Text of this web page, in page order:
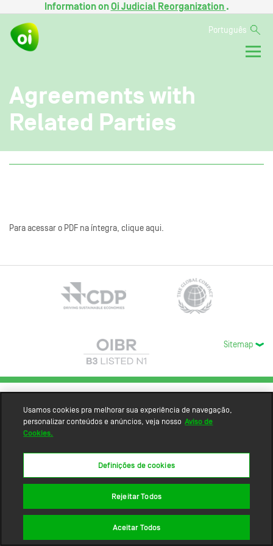
Information onOi Judicial Reorganization .
Português
Agreements with
Related Parties
Para acessar o PDF na íntegra, clique aqui.
Sitemap
Usamos cookies pra melhorar sua experiência de navegação,
personalizar conteúdos e anúncios, veja nosso Aviso de
Cookies.
Definições de cookies
Rejeitar Todos
Aceitar Todos